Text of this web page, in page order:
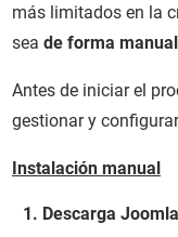
más limitados en la
sea de forma
Antes de iniciar el
gestionar y
Instalación manual
Descarga